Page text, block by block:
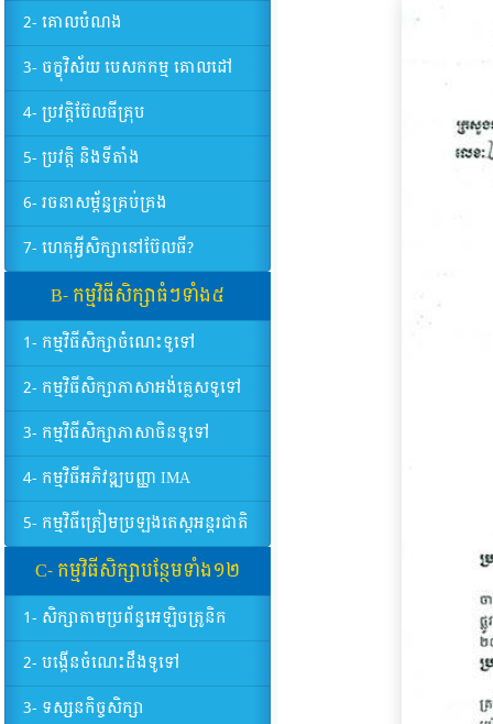
2- គោលបំណង
3- ចក្ខុវិស័យ បេសកកម្ម គោលដៅ
4- ប្រវត្តិប៊ែលធីគ្រុប
5- ប្រវត្តិ និងទីតាំង
6- រចនាសម្ព័ន្ធគ្រប់គ្រង
7- ហេតុអ្វីសិក្សានៅប៊ែលធី?
B- កម្មវិធីសិក្សាធំៗទាំង៥
1- កម្មវិធីសិក្សាចំណេះទូទៅ
2- កម្មវិធីសិក្សាភាសាអង់គ្លេសទូទៅ
3- កម្មវិធីសិក្សាភាសាចិនទូទៅ
4- កម្មវិធីអភិវឌ្ឍបញ្ញា IMA
5- កម្មវិធីត្រៀមប្រឡងតេស្តអន្តរជាតិ
C- កម្មវិធីសិក្សាបន្ថែមទាំង១២
1- សិក្សាតាមប្រព័ន្ធអេឡិចត្រូនិក
2- បង្កើនចំណេះដឹងទូទៅ
3- ទស្សនកិច្ចសិក្សា